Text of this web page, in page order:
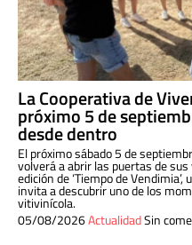
La Cooperativa de
próximo 5 de
desde dentro
El próximo sábado 5 de
volverá a abrir las puertas de
edición de ‘Tiempo de
invita a descubrir uno de los
vitivinícola.
05/08/2026ActualidadSin